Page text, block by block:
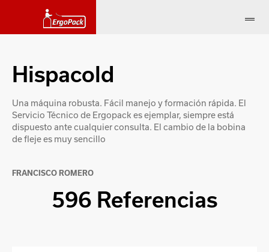
Hispacold
Una máquina robusta. Fácil manejo y formación rápida. El
Servicio Técnico de Ergopack es ejemplar, siempre está
dispuesto ante cualquier consulta. El cambio de la bobina
de fleje es muy sencillo
FRANCISCO ROMERO
596 Referencias